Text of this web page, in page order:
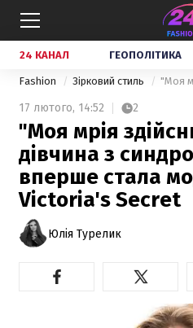
24 КАНАЛ ГЕОПОЛІТИКА
Fashion Зірковий стиль
17 лютого, 14:52 2
"Моя мрія
дівчина з
вперше стала
Victoria's Secret
Юлія Турелик